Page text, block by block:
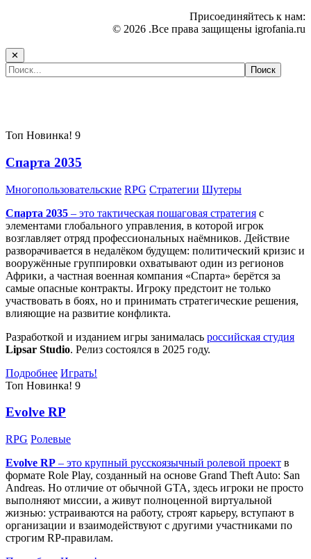
Присоединяйтесь к нам:
© 2026 .Все права защищены igrofania.ru
✕
Топ Новинка! 9
Спарта 2035
Многопользовательские RPG Стратегии Шутеры
Спарта 2035 – это тактическая пошаговая стратегия с
элементами глобального управления, в которой игрок
возглавляет отряд профессиональных наёмников. Действие
разворачивается в недалёком будущем: политический кризис и
вооружённые группировки охватывают один из регионов
Африки, а частная военная компания «Спарта» берётся за
самые опасные контракты. Игроку предстоит не только
участвовать в боях, но и принимать стратегические решения,
влияющие на развитие конфликта.
Разработкой и изданием игры занималась российская студия
Lipsar Studio. Релиз состоялся в 2025 году.
Подробнее Играть!
Топ Новинка! 9
Evolve RP
RPG Ролевые
Evolve RP – это крупный русскоязычный ролевой проект в
формате Role Play, созданный на основе Grand Theft Auto: San
Andreas. Но отличие от обычной GTA, здесь игроки не просто
выполняют миссии, а живут полноценной виртуальной
жизнью: устраиваются на работу, строят карьеру, вступают в
организации и взаимодействуют с другими участниками по
строгим RP-правилам.